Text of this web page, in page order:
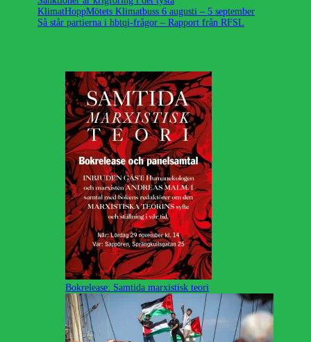
KlimatHoppMötets Klimatbuss 6 augusti – 5 september
Så står partierna i hbtqi-frågor – Rapport från RFSL
Bokrelease: Samtida marxistisk teori